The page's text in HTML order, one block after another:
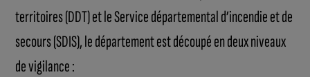
territoires (DDT) et le Service départemental d’incendie et de
secours (SDIS), le département est découpé en deux niveaux
de vigilance :